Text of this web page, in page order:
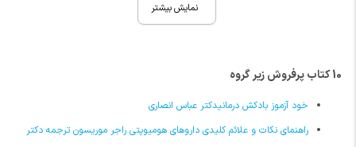
نمایش بیشتر
10 کتاب پرفروش زیر گروه
خود آزموز بادکش درمانیدکتر عباس انصاری
راهنمای نکات و علائم کلیدی داروهای هومیوپتی راجر موریسون ترجمه دکتر